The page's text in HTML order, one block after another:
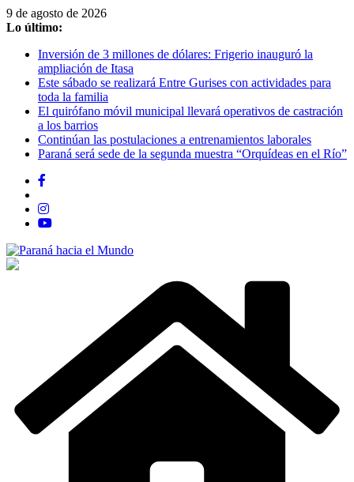
Saltar
al
9 de agosto de 2026
Lo último:
Inversión de 3 millones de dólares: Frigerio inauguró la
ampliación de Itasa
Este sábado se realizará Entre Gurises con actividades para
toda la familia
El quirófano móvil municipal llevará operativos de castración
a los barrios
Continúan las postulaciones a entrenamientos laborales
Paraná será sede de la segunda muestra “Orquídeas en el Río”